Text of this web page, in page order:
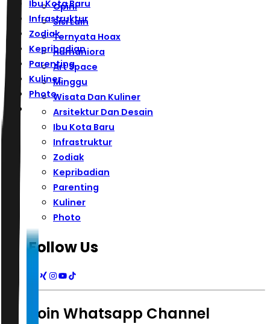
Ibu Kota Baru
Infrastruktur
Zodiak
Kepribadian
Parenting
Kuliner
Photo
Opini
Sisi Lain
Ternyata Hoax
Humaniora
Art Space
Minggu
Wisata Dan Kuliner
Arsitektur Dan Desain
Ibu Kota Baru
Infrastruktur
Zodiak
Kepribadian
Parenting
Kuliner
Photo
Follow Us
Join Whatsapp Channel